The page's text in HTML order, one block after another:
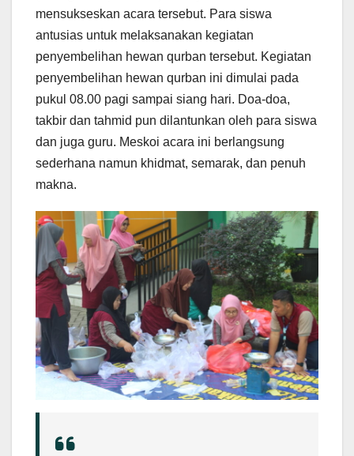
mensukseskan acara tersebut. Para siswa
antusias untuk melaksanakan kegiatan
penyembelihan hewan qurban tersebut. Kegiatan
penyembelihan hewan qurban ini dimulai pada
pukul 08.00 pagi sampai siang hari. Doa-doa,
takbir dan tahmid pun dilantunkan oleh para siswa
dan juga guru. Meskoi acara ini berlangsung
sederhana namun khidmat, semarak, dan penuh
makna.